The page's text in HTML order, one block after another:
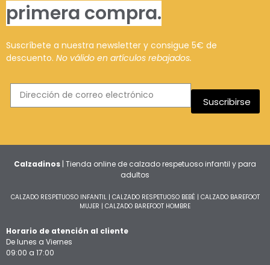
primera compra.
Suscríbete a nuestra newsletter y consigue 5€ de
descuento. No válido en artículos rebajados.
Suscribirse
Calzadinos | Tienda online de calzado respetuoso infantil y para
adultos
CALZADO RESPETUOSO INFANTIL| CALZADO RESPETUOSO BEBÉ | CALZADO BAREFOOT
MUJER | CALZADO BAREFOOT HOMBRE
Horario de atención al cliente
De lunes a Viernes
09:00 a 17:00